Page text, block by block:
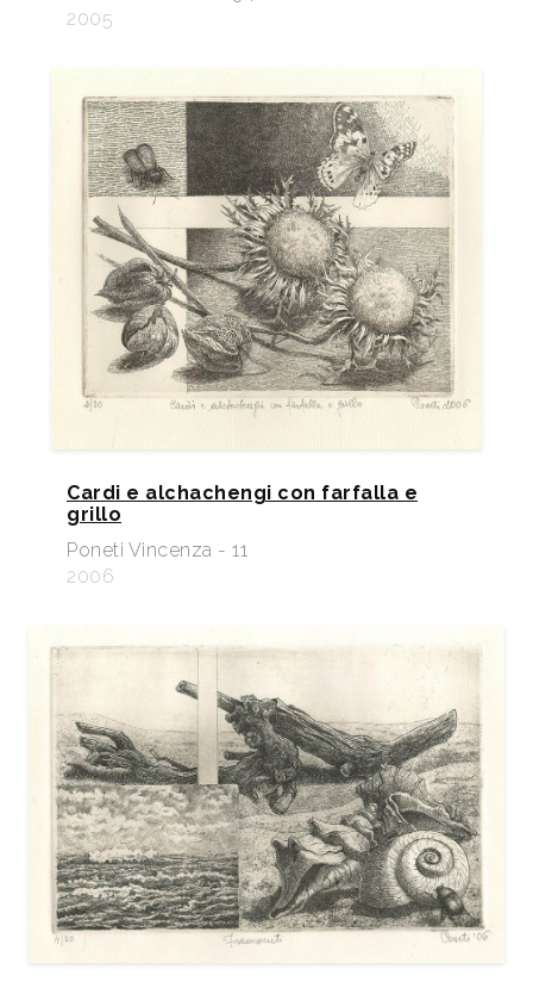
2005
Cardi e alchachengi con farfalla e
grillo
Poneti Vincenza - 11
2006